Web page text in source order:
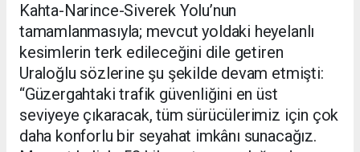
Kahta-Narince-Siverek Yolu’nun
tamamlanmasıyla; mevcut yoldaki heyelanlı
kesimlerin terk edileceğini dile getiren
Uraloğlu sözlerine şu şekilde devam etmişti:
“Güzergahtaki trafik güvenliğini en üst
seviyeye çıkaracak, tüm sürücülerimiz için çok
daha konforlu bir seyahat imkânı sunacağız.